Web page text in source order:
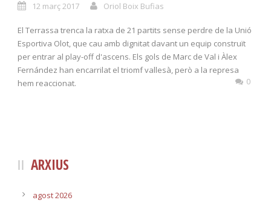
12 març 2017 Oriol Boix Bufias
El Terrassa trenca la ratxa de 21 partits sense perdre de la Unió
Esportiva Olot, que cau amb dignitat davant un equip construït
per entrar al play-off d'ascens. Els gols de Marc de Val i Àlex
Fernández han encarrilat el triomf vallesà, però a la represa
hem reaccionat.
0
ARXIUS
agost 2026